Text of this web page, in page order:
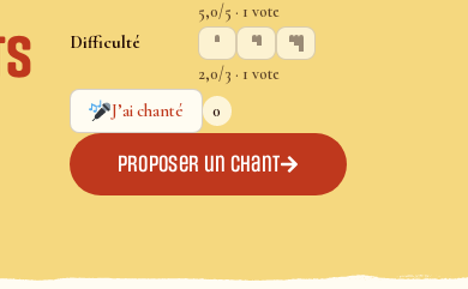
5,0/5 · 1 vote
Difficulté
2,0/3 · 1 vote
J’ai chanté
0
Proposer un chant